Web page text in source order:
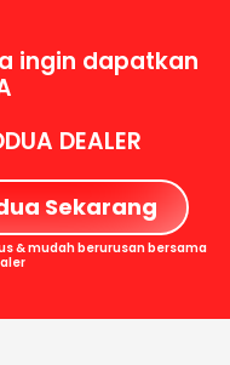
ingin dapatkan
DEALER
Sekarang
& mudah berurusan bersama